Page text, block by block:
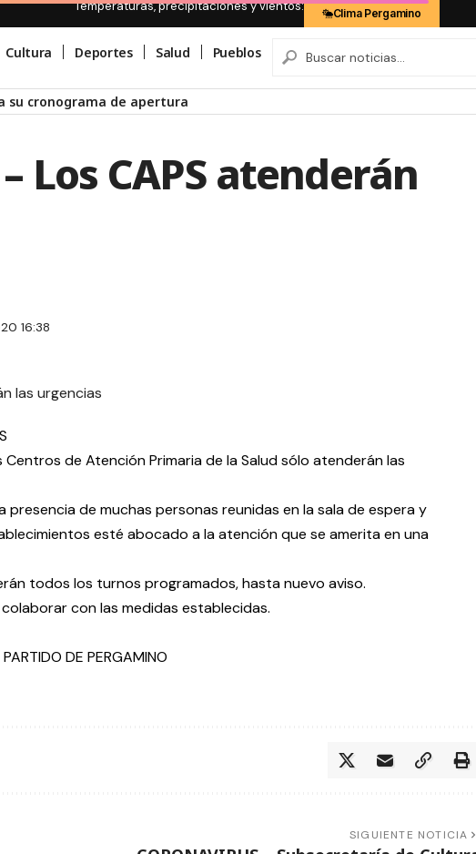
Temperaturas, precipitaciones y vientos: Clima Pergamino
Cultura Deportes Salud Pueblos
Los CAPS atenderán
16:38
de Atención Primaria de la Salud sólo atenderán las
de muchas personas reunidas en la sala de espera y
esté abocado a la atención que se amerita en una
todos los turnos programados, hasta nuevo aviso.
con las medidas establecidas.
DE PERGAMINO
SIGUIENTE NOTICIA